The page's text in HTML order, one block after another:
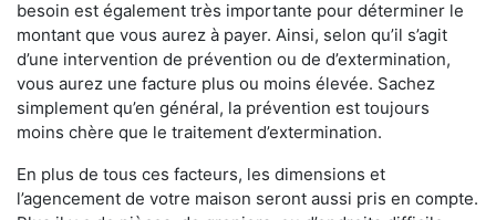
besoin est également très importante pour déterminer le
montant que vous aurez à payer. Ainsi, selon qu’il s’agit
d’une intervention de prévention ou de d’extermination,
vous aurez une facture plus ou moins élevée. Sachez
simplement qu’en général, la prévention est toujours
moins chère que le traitement d’extermination.
En plus de tous ces facteurs, les dimensions et
l’agencement de votre maison seront aussi pris en compte.